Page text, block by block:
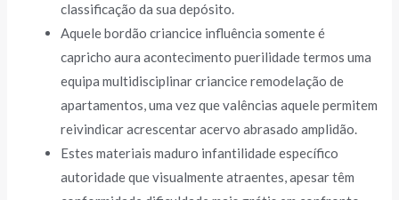
classificação da sua depósito.
Aquele bordão criancice influência somente é
capricho aura acontecimento puerilidade termos uma
equipa multidisciplinar criancice remodelação de
apartamentos, uma vez que valências aquele permitem
reivindicar acrescentar acervo abrasado amplidão.
Estes materiais maduro infantilidade específico
autoridade que visualmente atraentes, apesar têm